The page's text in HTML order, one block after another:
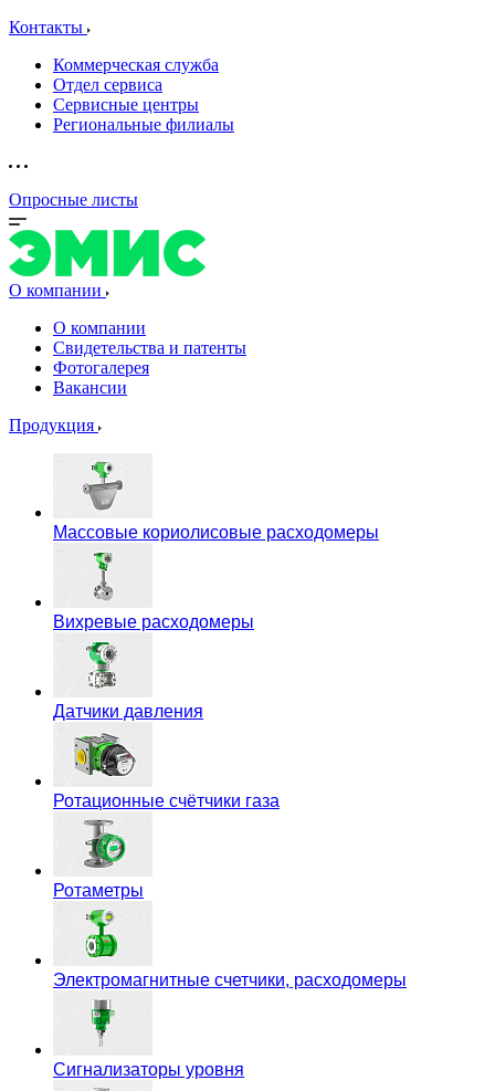
Контакты
Коммерческая служба
Отдел сервиса
Сервисные центры
Региональные филиалы
Опросные листы
О компании
О компании
Свидетельства и патенты
Фотогалерея
Вакансии
Продукция
Массовые кориолисовые расходомеры
Вихревые расходомеры
Датчики давления
Ротационные счётчики газа
Ротаметры
Электромагнитные счетчики, расходомеры
Сигнализаторы уровня